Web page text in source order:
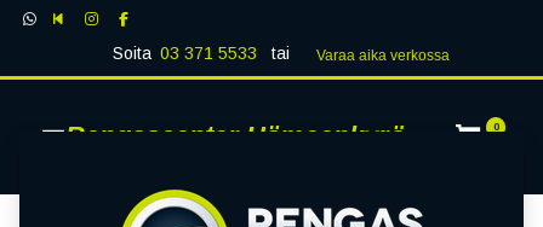
Soita 03 371 5533 tai Varaa aika verk​​​​ossa
Rengascenter Hämeenkyrö 0